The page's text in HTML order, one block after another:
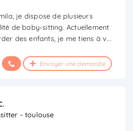
je dispose de plusieurs
de baby-sitting. Actuellement
des enfants, je me tiens à v...
Envoyer une demande
- toulouse